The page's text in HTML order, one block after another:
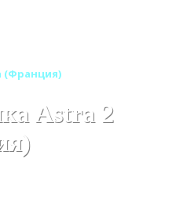
(Франция)
Astra 2